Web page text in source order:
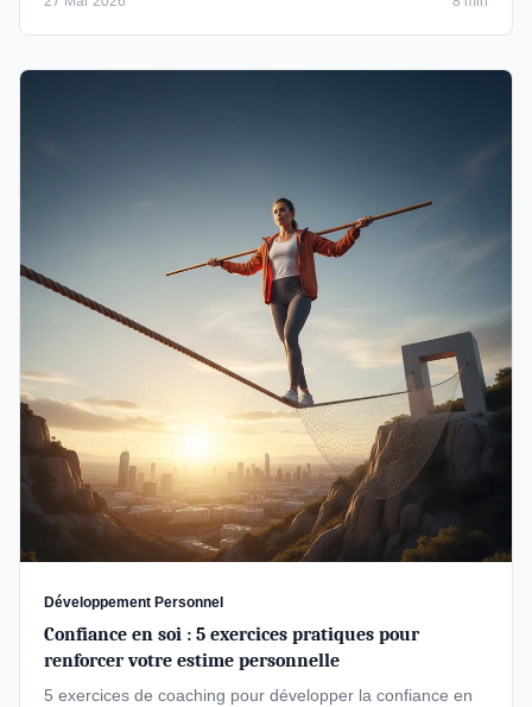
Développement Personnel
Confiance en soi : 5 exercices pratiques pour
renforcer votre estime personnelle
5 exercices de coaching pour développer la confiance en